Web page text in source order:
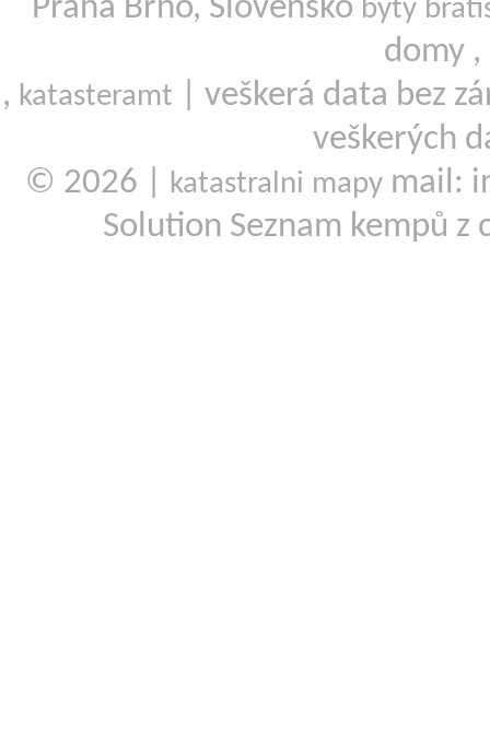
Praha Brno, Slovensko byty
domy ,
, katasteramt
| veškerá data bez
veškerých
© 2026 |
katastralni mapy mail:
Solution Seznam kempů z